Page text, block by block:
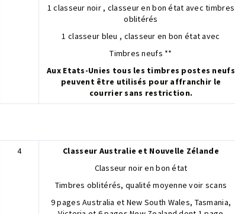
1 classeur noir , classeur en bon état avec timbres
oblitérés
1 classeur bleu , classeur en bon état avec
Timbres neufs **
Aux Etats-Unies tous les timbres postes neufs
peuvent être utilisés pour affranchir le
courrier sans restriction.
4
Classeur Australie et Nouvelle Zélande
Classeur noir en bon état
Timbres oblitérés, qualité moyenne voir scans
9 pages Australia et New South Wales, Tasmania,